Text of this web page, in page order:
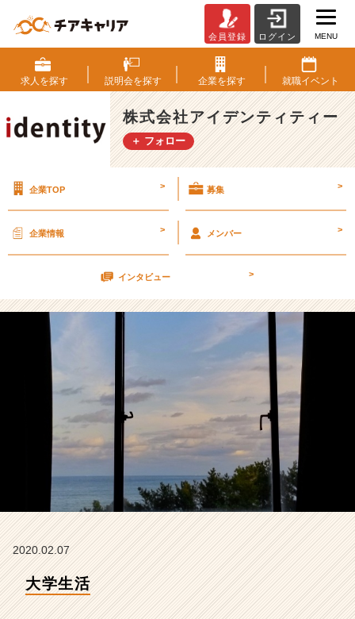
学
生
活
【株
式
会
デ
ィ
テ
ー
ラ
イ
|
ベ
ン
チ
ャ
会員登録 ログイン MENU
求人を探す 説明会を探す 企業を探す 就職イベント
株式会社アイデンティティー
＋ フォロー
企業TOP > 募集 >
企業情報 > メンバー >
インタビュー >
2020.02.07
大学生活